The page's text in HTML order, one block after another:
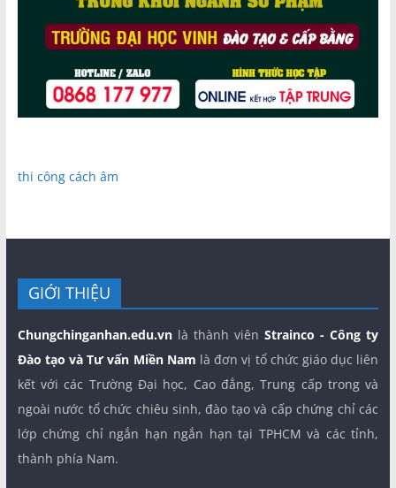
thi công cách âm
GIỚI THIỆU
Chungchinganhan.edu.vnlà thành viênStrainco - Công ty
Đào tạo và Tư vấn Miền Nam là đơn vị tổ chức giáo dục liên
kết với các Trường Đại học, Cao đẳng, Trung cấp trong và
ngoài nước tổ chức chiêu sinh, đào tạo và cấp chứng chỉ các
lớp chứng chỉ ngắn hạn ngắn hạn tại TPHCM và các tỉnh,
thành phía Nam.